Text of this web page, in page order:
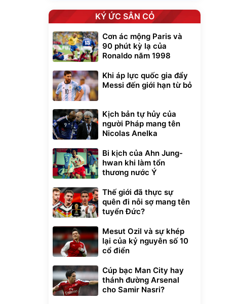
KÝ ỨC SÂN CỎ
Cơn ác mộng Paris và
90 phút kỳ lạ của
Ronaldo năm 1998
Khi áp lực quốc gia đẩy
Messi đến giới hạn từ bỏ
Kịch bản tự hủy của
người Pháp mang tên
Nicolas Anelka
Bi kịch của Ahn Jung-
hwan khi làm tổn
thương nước Ý
Thế giới đã thực sự
quên đi nỗi sợ mang tên
tuyển Đức?
Mesut Ozil và sự khép
lại của kỷ nguyên số 10
cổ điển
Cúp bạc Man City hay
thánh đường Arsenal
cho Samir Nasri?